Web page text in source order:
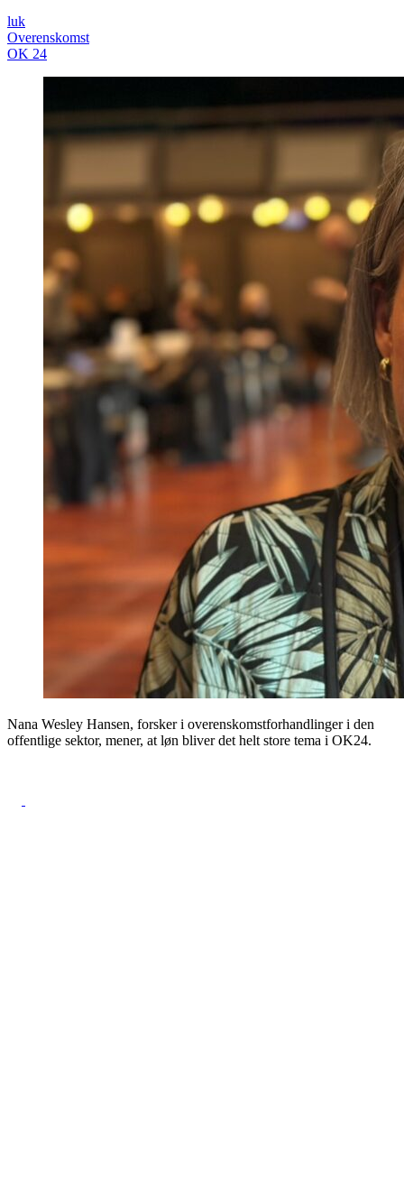
luk
Overenskomst
OK 24
Nana Wesley Hansen, forsker i overenskomstforhandlinger i den
offentlige sektor, mener, at løn bliver det helt store tema i OK24.